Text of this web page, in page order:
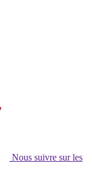
Nous suivre sur les